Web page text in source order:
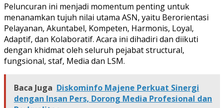
Peluncuran ini menjadi momentum penting untuk
menanamkan tujuh nilai utama ASN, yaitu Berorientasi
Pelayanan, Akuntabel, Kompeten, Harmonis, Loyal,
Adaptif, dan Kolaboratif. Acara ini dihadiri dan diikuti
dengan khidmat oleh seluruh pejabat structural,
fungsional, staf, Media dan LSM.
Baca Juga Diskominfo Majene Perkuat Sinergi
dengan Insan Pers, Dorong Media Profesional dan